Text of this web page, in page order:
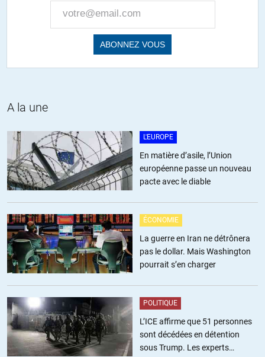
Jean Lanza//04.08.2017 à 21h20
Dispo pour la traduction de l’espagnol !
+1 ALERTER
Sjozozo//05.08.2017 à 09h28
Je propose également mon aide pour la relecture en Français. Merci
ALERTER
Sjozozo//06.08.2017 à 20h04
Excusez-moi, pour une relecture en français, c’est mieux!
A la une
L'EUROPE
En matière d’asile, l’Union
européenne passe un nouveau
pacte avec le diable
ÉCONOMIE
La guerre en Iran ne détrônera
pas le dollar. Mais Washington
pourrait s’en charger
POLITIQUE
L’ICE affirme que 51 personnes
sont décédées en détention
sous Trump. Les experts